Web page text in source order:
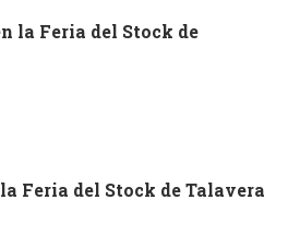
Feria del Stock de Talavera